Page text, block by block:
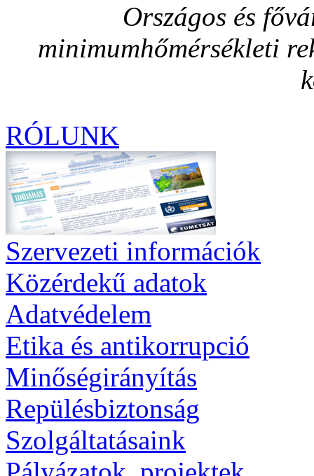
Országos és
minimumhőmérsékleti
RÓLUNK
Szervezeti információk
Közérdekű adatok
Adatvédelem
Etika és antikorrupció
Minőségirányítás
Repülésbiztonság
Szolgáltatásaink